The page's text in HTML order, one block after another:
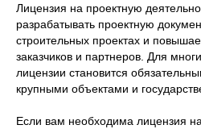
Лицензия на проектную
разрабатывать проектную
строительных проектах и
заказчиков и партнеров. Для
лицензии становится
крупными объектами и
Если вам необходима лицензия